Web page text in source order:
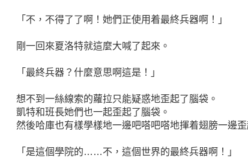
「不，不得了了啊！她們正使用着最終兵器啊！」
剛一回來夏洛特就這麼大喊了起來。
「最終兵器？什麼意思啊這是！」
想不到一絲線索的蘿拉只能疑惑地歪起了腦袋。
凱特和班長她們也一起歪起了腦袋。
然後哈庫也有樣學樣地一邊吧嗒吧嗒地揮着翅膀一邊歪
「是這個學院的……不，這個世界的最終兵器啊！」